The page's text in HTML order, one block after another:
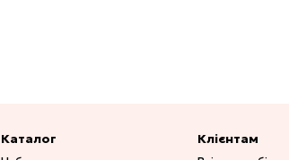
Каталог Клієнтам